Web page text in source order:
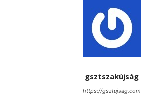
gsztszakújság
https://gsztujsag.com